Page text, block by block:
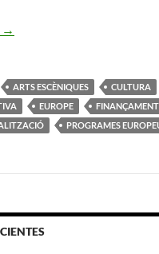
Els Diners que Venen d’Europa
→
ARTS ESCÈNIQUES CULTURA
EUROPE
PROGRAMES